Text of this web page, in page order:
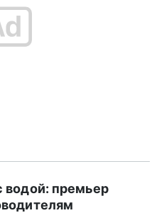
водой: премьер